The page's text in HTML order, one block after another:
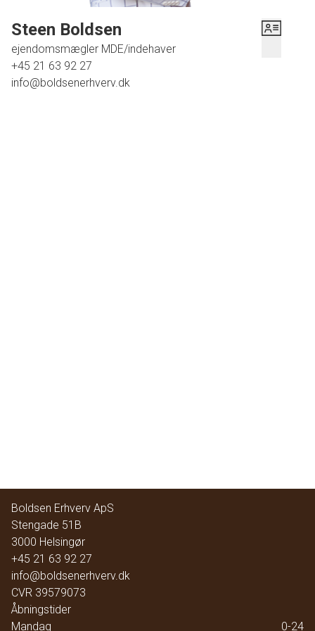
Steen Boldsen
ejendomsmægler MDE/indehaver
+45 21 63 92 27
info@boldsenerhverv.dk
Boldsen Erhverv ApS
Stengade 51B
3000 Helsingør
+45 21 63 92 27
info@boldsenerhverv.dk
CVR 39579073
Åbningstider
Mandag
0-24